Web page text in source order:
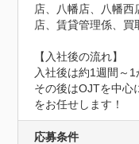
店、八幡店、八幡西
店、賃貸管理係、買
【入社後の流れ】
入社後は約1週間～1
その後はOJTを中心
をお任せします！
応募条件